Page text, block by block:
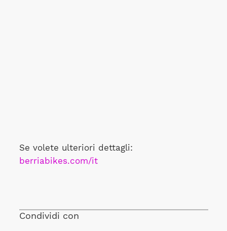
Se volete ulteriori dettagli:
berriabikes.com/it
Condividi con